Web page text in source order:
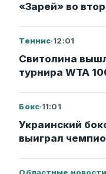
«Зарей» во
Теннис·12:01
Свитолина
турнира WTA
Бокс·11:01
Украинский
выиграл